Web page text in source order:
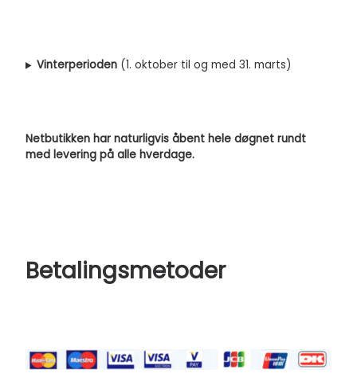
Vinterperioden (1. oktober til og med 31. marts)
Netbutikken har naturligvis åbent hele døgnet rundt
med levering på alle hverdage.
Betalingsmetoder